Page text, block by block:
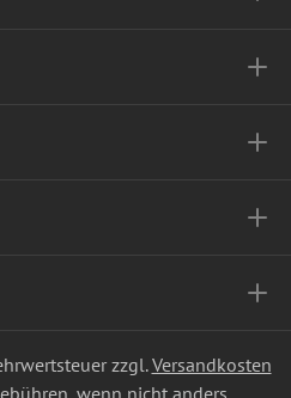
zzgl.Versandkosten